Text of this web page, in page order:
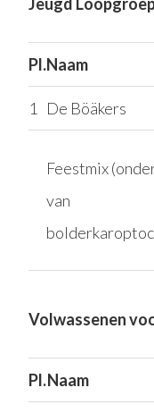
Pl.Naam
1 De Böäkers
Feestmix
van
Volwassenen
Pl.Naam